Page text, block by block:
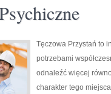
Tęczowa Przystań to
potrzebami
odnaleźć więcej
charakter tego